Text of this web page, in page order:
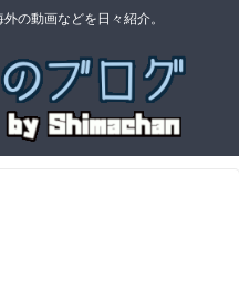
の動画などを日々紹介。